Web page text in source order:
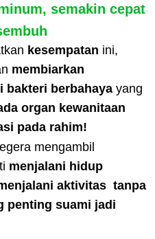
semakin cepat
kesempatan ini,
membiarkan
bakteri berbahaya yang
organ kewanitaan
pada rahim!
mengambil
menjalani hidup
aktivitas tanpa
penting suami jadi